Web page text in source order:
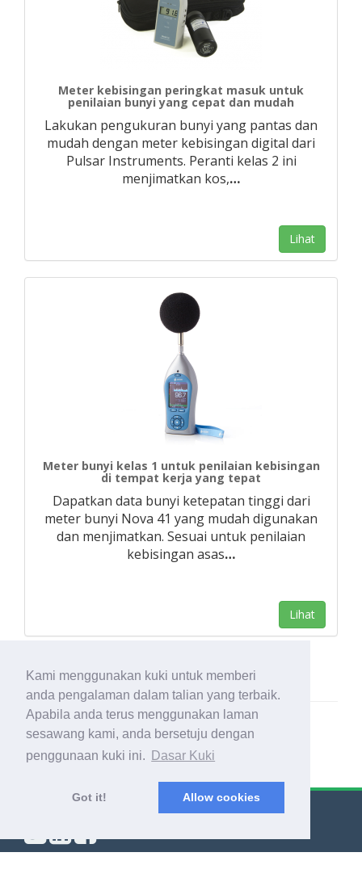
Kami menggunakan kuki untuk memberi
anda pengalaman dalam talian yang terbaik.
Apabila anda terus menggunakan laman
sesawang kami, anda bersetuju dengan
penggunaan kuki ini.
Dasar Kuki
Got it! Allow cookies
Meter kebisingan peringkat masuk untuk
penilaian bunyi yang cepat dan mudah
Lakukan pengukuran bunyi yang pantas dan
mudah dengan meter kebisingan digital dari
Pulsar Instruments. Peranti kelas 2 ini
menjimatkan kos,…
Lihat
Meter bunyi kelas 1 untuk penilaian kebisingan
di tempat kerja yang tepat
Dapatkan data bunyi ketepatan tinggi dari
meter bunyi Nova 41 yang mudah digunakan
dan menjimatkan. Sesuai untuk penilaian
kebisingan asas…
Lihat
© Export Worldwide 2026